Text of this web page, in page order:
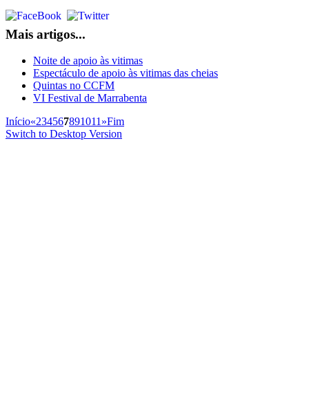
Mais artigos...
Noite de apoio às vitimas
Espectáculo de apoio às vitimas das cheias
Quintas no CCFM
VI Festival de Marrabenta
Início«234567891011 »Fim
Switch to Desktop Version